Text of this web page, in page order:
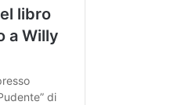
libro
a Willy
di